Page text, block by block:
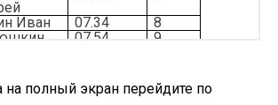
на полный экран перейдите по